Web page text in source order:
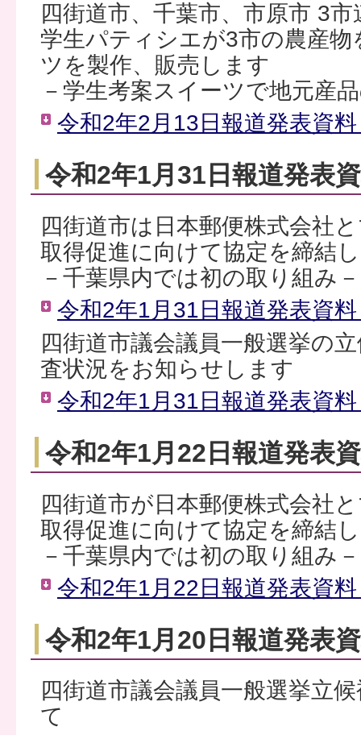
四街道市、千葉市、市原市 3市
学生パティシエが3市の農産
ツを製作、販売します
－学生考案スイーツで地元産
令和2年2月13日報道発表資
令和2年1月31日報道発表
四街道市は日本郵便株式会社
取得促進に向けて協定を締結
－千葉県内では初の取り組み－
令和2年1月31日報道発表資
四街道市議会議員一般選挙の
査状況をお知らせします
令和2年1月31日報道発表資
令和2年1月22日報道発表
四街道市が日本郵便株式会社
取得促進に向けて協定を締結
－千葉県内では初の取り組み－
令和2年1月22日報道発表資
令和2年1月20日報道発表
四街道市議会議員一般選挙立
て